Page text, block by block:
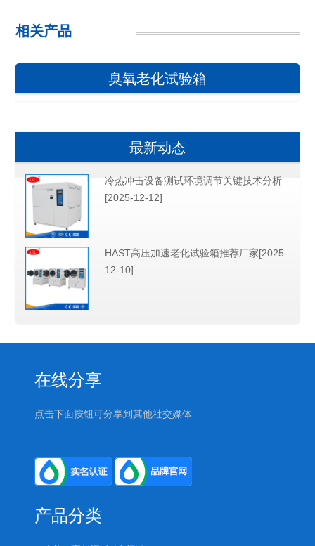
相关产品
臭氧老化试验箱
最新动态
冷热冲击设备测试环境调节关键技术分析
[2025-12-12]
HAST高压加速老化试验箱推荐厂家[2025-
12-10]
在线分享
点击下面按钮可分享到其他社交媒体
产品分类